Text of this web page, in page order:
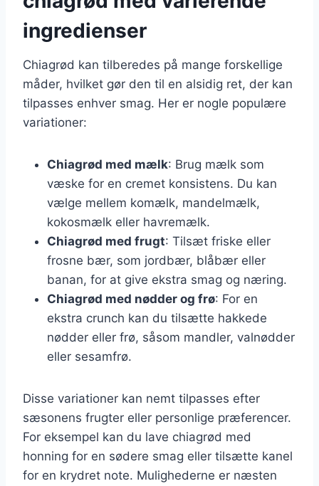
ingredienser
Chiagrød kan tilberedes på mange forskellige
måder, hvilket gør den til en alsidig ret, der kan
tilpasses enhver smag. Her er nogle populære
variationer:
Chiagrød med mælk: Brug mælk som
væske for en cremet konsistens. Du kan
vælge mellem komælk, mandelmælk,
kokosmælk eller havremælk.
Chiagrød med frugt: Tilsæt friske eller
frosne bær, som jordbær, blåbær eller
banan, for at give ekstra smag og næring.
Chiagrød med nødder og frø: For en
ekstra crunch kan du tilsætte hakkede
nødder eller frø, såsom mandler, valnødder
eller sesamfrø.
Disse variationer kan nemt tilpasses efter
sæsonens frugter eller personlige præferencer.
For eksempel kan du lave chiagrød med
honning for en sødere smag eller tilsætte kanel
for en krydret note. Mulighederne er næsten